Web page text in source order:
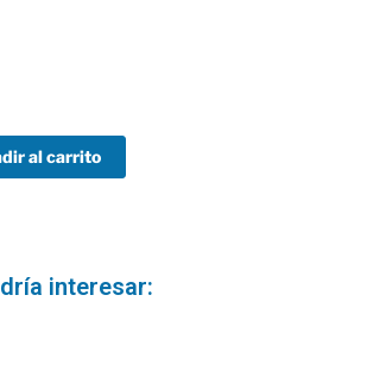
al carrito
interesar: